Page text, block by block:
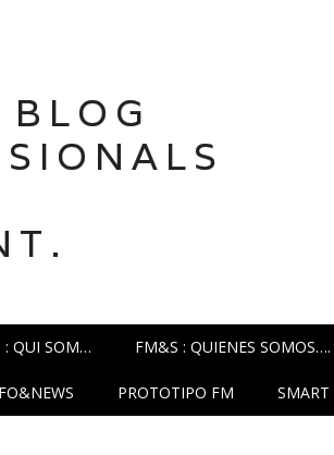
: QUI SOM… FM&S : QUIENES SOMOS….
PROTOTIPO FM SMART